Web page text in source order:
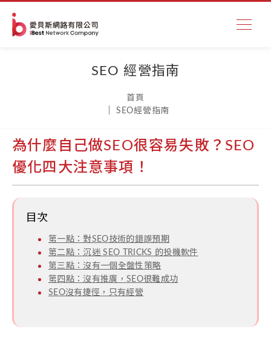
SEO 經營指南
首頁
SEO經營指南
為什麼自己做SEO很容易失敗？SEO
優化四大注意事項！
目次
第一點：對SEO技術的錯誤預期
第二點：沉迷 SEO TRICKS 的投機軟件
第三點：沒有一個全盤性策略
第四點：沒有推廣，SEO很難成功
SEO沒有捷徑，只有經營